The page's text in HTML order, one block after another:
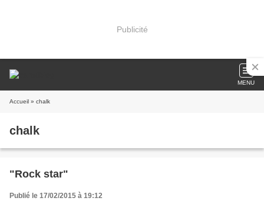
Publicité
MENU
Accueil » chalk
chalk
"Rock star"
Publié le 17/02/2015 à 19:12